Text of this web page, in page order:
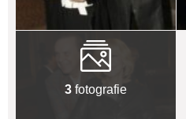
3 fotografie